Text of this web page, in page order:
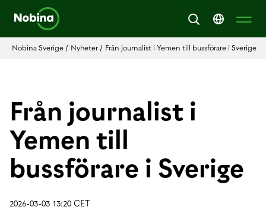
Nobina Sverige / Nyheter/ Från journalist i Yemen till bussförare i Sverige
Från journalist i
Yemen till
bussförare i Sverige
2026-03-03 13:20 CET